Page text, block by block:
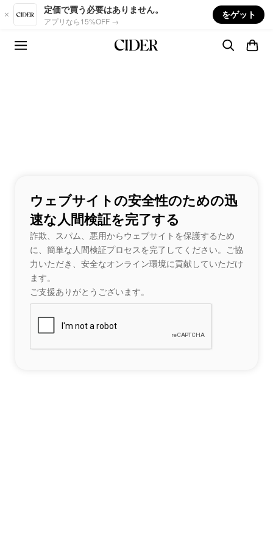
Skip to main content
定価で買う必要はありません。
アプリなら15%OFF →
をゲット
ウェブサイトの安全性のための迅
速な人間検証を完了する
詐欺、スパム、悪用からウェブサイトを保護するため
に、簡単な人間検証プロセスを完了してください。ご協
力いただき、安全なオンライン環境に貢献していただけ
ます。
ご支援ありがとうございます。